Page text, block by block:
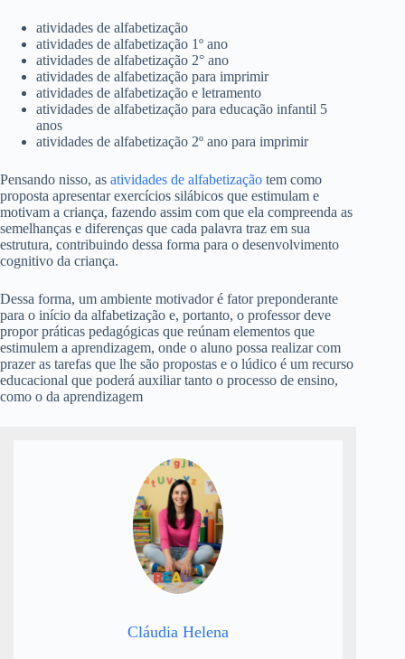
atividades de alfabetização
atividades de alfabetização 1º ano
atividades de alfabetização 2° ano
atividades de alfabetização para imprimir
atividades de alfabetização e letramento
atividades de alfabetização para educação infantil 5
anos
atividades de alfabetização 2º ano para imprimir
Pensando nisso, as atividades de alfabetização tem como
proposta apresentar exercícios silábicos que estimulam e
motivam a criança, fazendo assim com que ela compreenda as
semelhanças e diferenças que cada palavra traz em sua
estrutura, contribuindo dessa forma para o desenvolvimento
cognitivo da criança.
Dessa forma, um ambiente motivador é fator preponderante
para o início da alfabetização e, portanto, o professor deve
propor práticas pedagógicas que reúnam elementos que
estimulem a aprendizagem, onde o aluno possa realizar com
prazer as tarefas que lhe são propostas e o lúdico é um recurso
educacional que poderá auxiliar tanto o processo de ensino,
como o da aprendizagem
Cláudia Helena